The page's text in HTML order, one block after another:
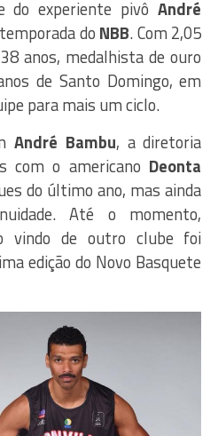
do experiente pivôAndré
do NBB. Com 2,05
anos, medalhista de ouro
de Santo Domingo, em
para mais um ciclo.
André Bambu, a diretoria
com o americano Deonta
do último ano, mas ainda
Até o momento,
vindo de outro clube foi
edição do Novo Basquete